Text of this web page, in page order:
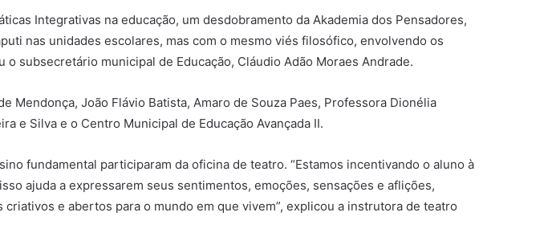
Integrativas na educação, um desdobramento da Akademia dos Pensadores,
nas unidades escolares, mas com o mesmo viés filosófico, envolvendo os
subsecretário municipal de Educação, Cláudio Adão Moraes Andrade.
João Flávio Batista, Amaro de Souza Paes, Professora Dionélia
e Silva e o Centro Municipal de Educação Avançada II.
fundamental participaram da oficina de teatro. “Estamos incentivando o aluno à
ajuda a expressarem seus sentimentos, emoções, sensações e aflições,
e abertos para o mundo em que vivem”, explicou a instrutora de teatro